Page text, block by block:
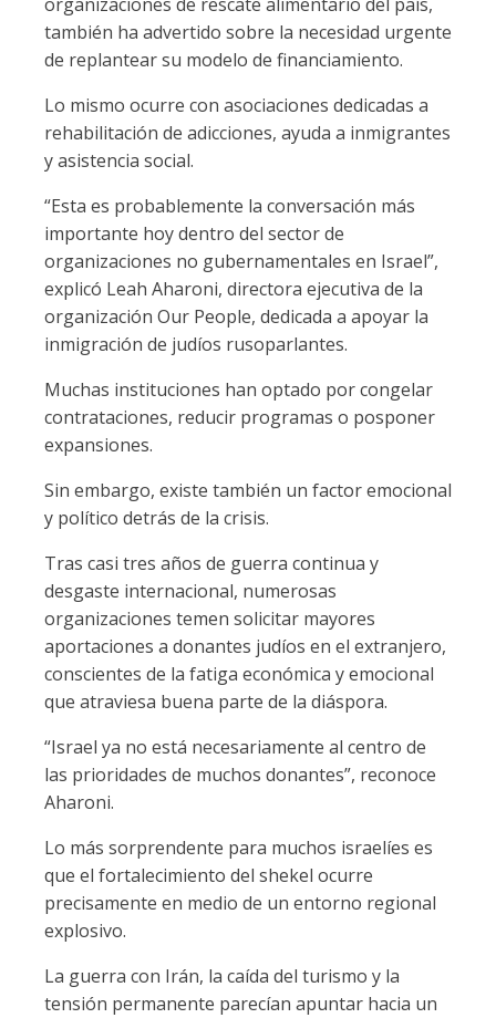
también ha advertido sobre la necesidad urgente
de replantear su modelo de financiamiento.
Lo mismo ocurre con asociaciones dedicadas a
rehabilitación de adicciones, ayuda a inmigrantes
y asistencia social.
“Esta es probablemente la conversación más
importante hoy dentro del sector de
organizaciones no gubernamentales en Israel”,
explicó Leah Aharoni, directora ejecutiva de la
organización Our People, dedicada a apoyar la
inmigración de judíos rusoparlantes.
Muchas instituciones han optado por congelar
contrataciones, reducir programas o posponer
expansiones.
Sin embargo, existe también un factor emocional
y político detrás de la crisis.
Tras casi tres años de guerra continua y
desgaste internacional, numerosas
organizaciones temen solicitar mayores
aportaciones a donantes judíos en el extranjero,
conscientes de la fatiga económica y emocional
que atraviesa buena parte de la diáspora.
“Israel ya no está necesariamente al centro de
las prioridades de muchos donantes”, reconoce
Aharoni.
Lo más sorprendente para muchos israelíes es
que el fortalecimiento del shekel ocurre
precisamente en medio de un entorno regional
explosivo.
La guerra con Irán, la caída del turismo y la
tensión permanente parecían apuntar hacia un